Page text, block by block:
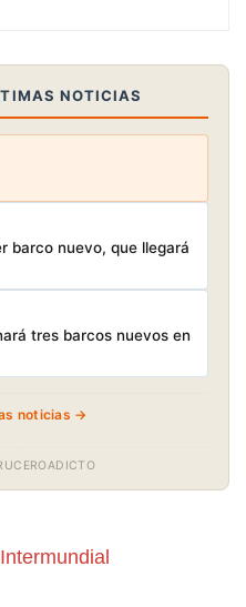
NOTICIAS
barco nuevo, que llegará
tres barcos nuevos en
noticias →